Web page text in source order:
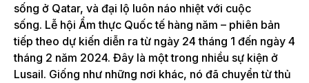
sống ở Qatar, và đại lộ luôn náo nhiệt với cuộc
sống. Lễ hội Ẩm thực Quốc tế hàng năm – phiên bản
tiếp theo dự kiến ​​diễn ra từ ngày 24 tháng 1 đến ngày 4
tháng 2 năm 2024. Đây là một trong nhiều sự kiện ở
Lusail. Giống như những nơi khác, nó đã chuyển từ thủ